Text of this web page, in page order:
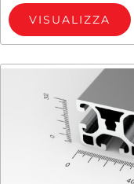
VISUALIZZA